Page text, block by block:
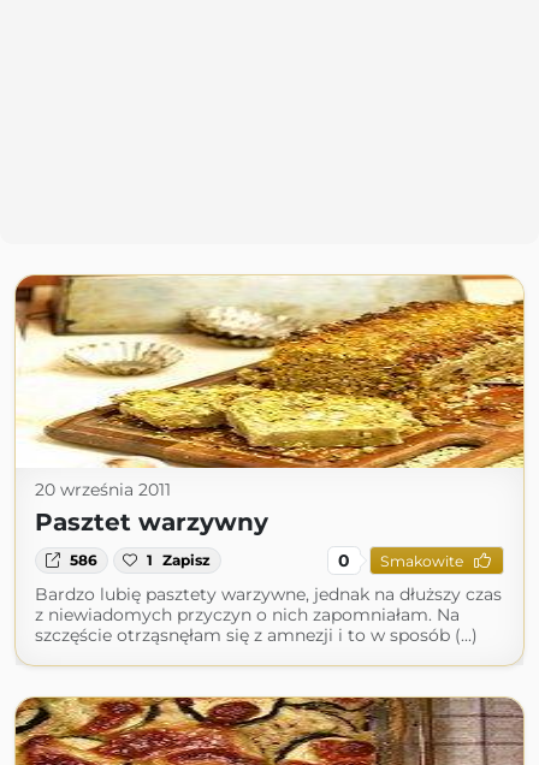
20 września 2011
Pasztet warzywny
586 1 Zapisz 0 Smakowite
Bardzo lubię pasztety warzywne, jednak na dłuższy czas
z niewiadomych przyczyn o nich zapomniałam. Na
szczęście otrząsnęłam się z amnezji i to w sposób (...)